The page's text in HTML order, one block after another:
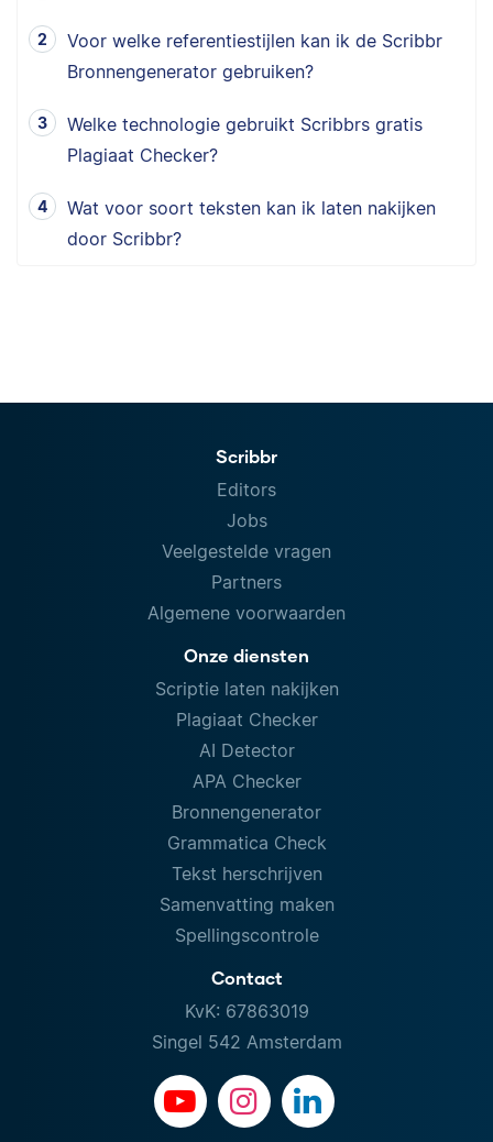
Voor welke referentiestijlen kan ik de Scribbr
Bronnengenerator gebruiken?
Welke technologie gebruikt Scribbrs gratis
Plagiaat Checker?
Wat voor soort teksten kan ik laten nakijken
door Scribbr?
Scribbr
Editors
Jobs
Veelgestelde vragen
Partners
Algemene voorwaarden
Onze diensten
Scriptie laten nakijken
Plagiaat Checker
AI Detector
APA Checker
Bronnengenerator
Grammatica Check
Tekst herschrijven
Samenvatting maken
Spellingscontrole
Contact
KvK: 67863019
Singel 542 Amsterdam